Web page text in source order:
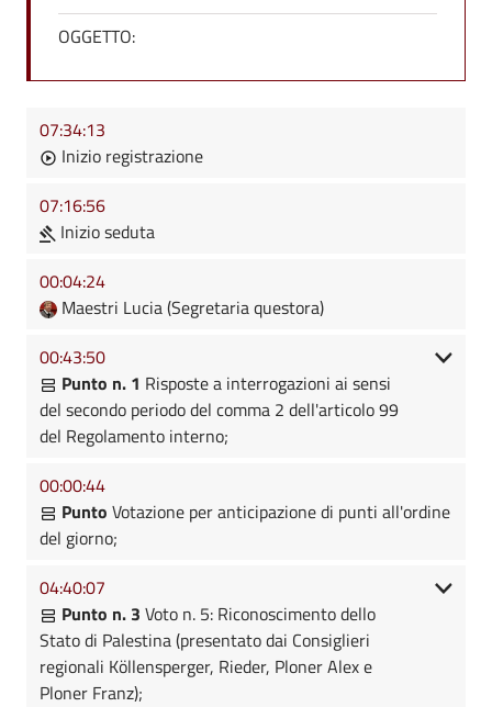
OGGETTO:
07:34:13
Inizio registrazione
07:16:56
Inizio seduta
00:04:24
Maestri Lucia (Segretaria questora)
00:43:50
Punto n. 1 Risposte a interrogazioni ai sensi
del secondo periodo del comma 2 dell'articolo 99
del Regolamento interno;
00:00:44
Punto Votazione per anticipazione di punti all'ordine
del giorno;
04:40:07
Punto n. 3 Voto n. 5: Riconoscimento dello
Stato di Palestina (presentato dai Consiglieri
regionali Köllensperger, Rieder, Ploner Alex e
Ploner Franz);